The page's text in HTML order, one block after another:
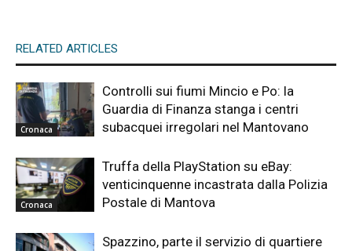
RELATED ARTICLES
Cronaca
Controlli sui fiumi Mincio e Po: la
Guardia di Finanza stanga i centri
subacquei irregolari nel Mantovano
Cronaca
Truffa della PlayStation su eBay:
venticinquenne incastrata dalla Polizia
Postale di Mantova
Spazzino, parte il servizio di quartiere